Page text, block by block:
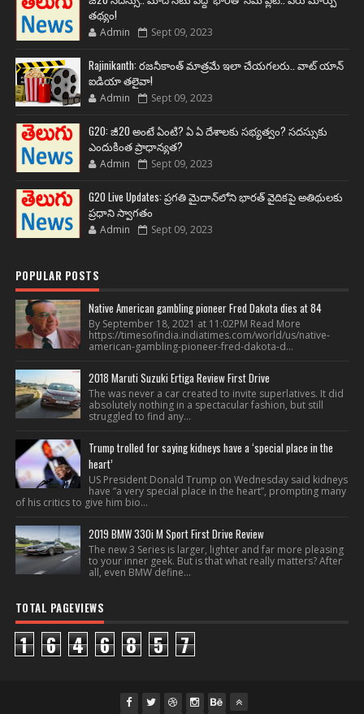
తథ్యం!
Admin Sept 09, 2023
Rajinikanth: రజనీకాంత్ మాత్రమే ఇలా చేయగలరు.. వాట్ యాన్
ఐడియా తలైవా!
Admin Sept 09, 2023
G20: జీ20 అంటే ఏంటి? ఏ ఏ దేశాలకు సభ్యత్వం? సదస్సుకు
ఎందుకింత ప్రాధాన్యత?
Admin Sept 09, 2023
G20 Live Updates: ప్రగతి మైదాన్‌లోని భారత్ వైదికపై అతిథులకు
ప్రధాని స్వాగతం
Admin Sept 09, 2023
POPULAR POSTS
Native American gambling pioneer Fred Dakota dies at 84
By September 18, 2021 at 11:02PM Read More
https://timesofindia.indiatimes.com/world/us/native-
american-gambling-pioneer-fred-dakota-d...
2018 Maruti Suzuki Ertiga Review First Drive
The was never a car created to invite superlatives. It did
absolutely nothing in a spectacular fashion, but still
struggled to find any...
Trump trolled for saying kidneys have a ‘special place in the
heart’
US President Donald Trump on Wednesday said kidneys
have “a very special place in the heart”, prompting many
of his critics to give him bio...
2019 BMW 330i M Sport First Drive Review
The new 3 Series is larger, lighter and far more pleasing
to your inner geek. But is that what really matters? After
all, even BMW define...
TOTAL PAGEVIEWS
1 6 4 6 8 5 7